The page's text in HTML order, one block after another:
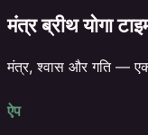
मंत्र ब्रीथ योगा
मंत्र, श्वास और गति —
ऐप